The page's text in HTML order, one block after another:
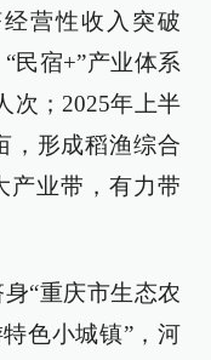
营性收入突破
民宿+”产业体系
次；2025年上半
，形成稻渔综合
产业带，有力带
“重庆市生态农
色小城镇”，河